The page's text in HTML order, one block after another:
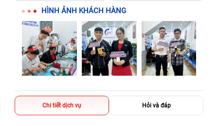
HÌNH ẢNH KHÁCH HÀNG
Chi tiết dịch vụ Hỏi và đáp